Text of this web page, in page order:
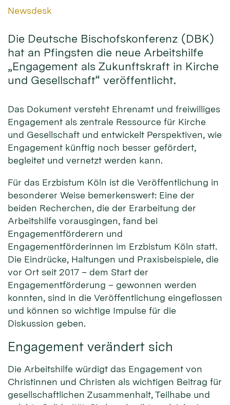
Von:
Newsdesk
Die Deutsche Bischofskonferenz (DBK)
hat an Pfingsten die neue Arbeitshilfe
„Engagement als Zukunftskraft in Kirche
und Gesellschaft“ veröffentlicht.
Das Dokument versteht Ehrenamt und freiwilliges
Engagement als zentrale Ressource für Kirche
und Gesellschaft und entwickelt Perspektiven, wie
Engagement künftig noch besser gefördert,
begleitet und vernetzt werden kann.
Für das Erzbistum Köln ist die Veröffentlichung in
besonderer Weise bemerkenswert: Eine der
beiden Recherchen, die der Erarbeitung der
Arbeitshilfe vorausgingen, fand bei
Engagementförderern und
Engagementförderinnen im Erzbistum Köln statt.
Die Eindrücke, Haltungen und Praxisbeispiele, die
vor Ort seit 2017 – dem Start der
Engagementförderung – gewonnen werden
konnten, sind in die Veröffentlichung eingeflossen
und können so wichtige Impulse für die
Diskussion geben.
Engagement verändert sich
Die Arbeitshilfe würdigt das Engagement von
Christinnen und Christen als wichtigen Beitrag für
gesellschaftlichen Zusammenhalt, Teilhabe und